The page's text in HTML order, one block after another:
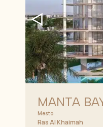
MANTA
Mesto
Ras Al Khaimah